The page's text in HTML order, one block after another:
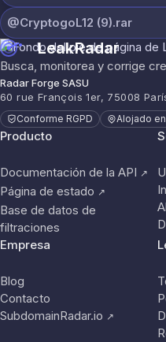
@CryptogoL12 (9).rar
LeakRadar
Busca, monitorea y corrige
Radar Forge SASU
60 rue François 1er, 75008
Conforme RGPD Alojado
Producto
Documentación de la API ↗
Página de estado ↗
Base de datos de
filtraciones
Empresa
Blog
Contacto
SubdomainRadar.io ↗